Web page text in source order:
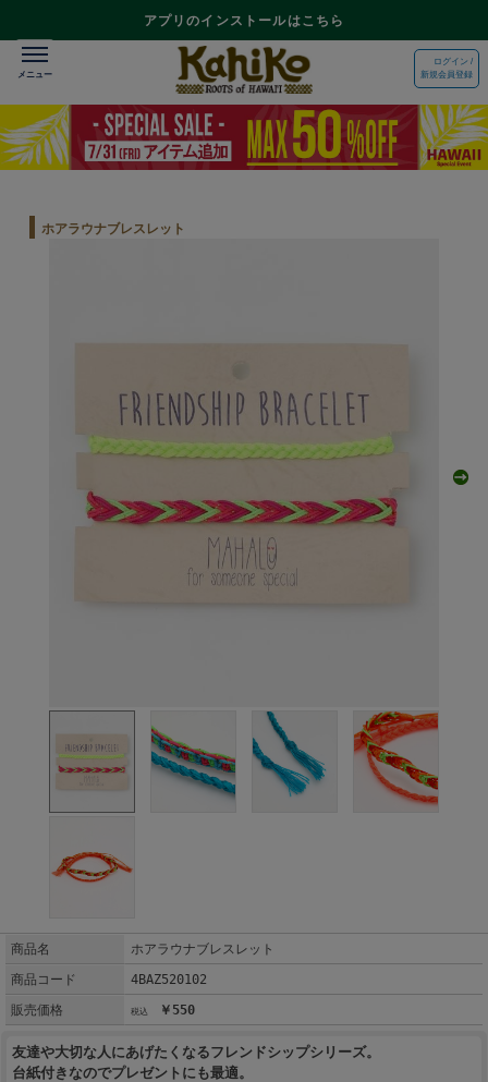
アプリのインストールはこちら
ログイン /
新規会員登録
ホアラウナブレスレット
商品名
ホアラウナブレスレット
商品コード
4BAZ520102
販売価格
￥550
友達や大切な人にあげたくなるフレンドシップシリーズ。
台紙付きなのでプレゼントにも最適。